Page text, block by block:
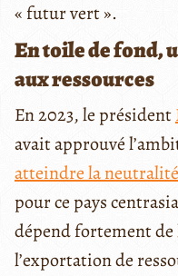
« futur vert ».
En toile de fond,
aux ressources
En 2023, le président
avait approuvé
atteindre la
pour ce pays
dépend fortement
l’exportation de